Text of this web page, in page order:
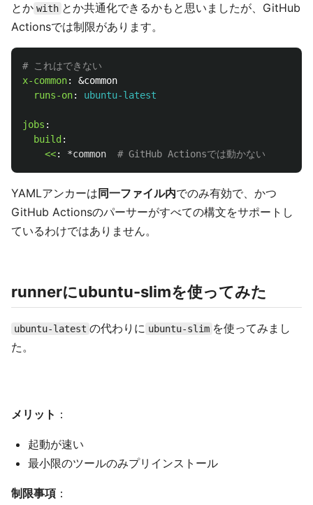
とか with とか共通化できるかもと思いましたが、GitHub
Actionsでは制限があります。
# これはできない
x-common:
&common
runs-on: ubuntu-latest
jobs :
build :
<<: *common # GitHub Actionsでは動かない
YAMLアンカーは 同一ファイル内でのみ有効で、かつ
GitHub Actionsのパーサーがすべての構文をサポートし
ているわけではありません。
runnerにubuntu-slimを使ってみた
ubuntu-latest の代わりに ubuntu-slim を使ってみまし
た。
メリット ：
起動が速い
最小限のツールのみプリインストール
制限事項 ：